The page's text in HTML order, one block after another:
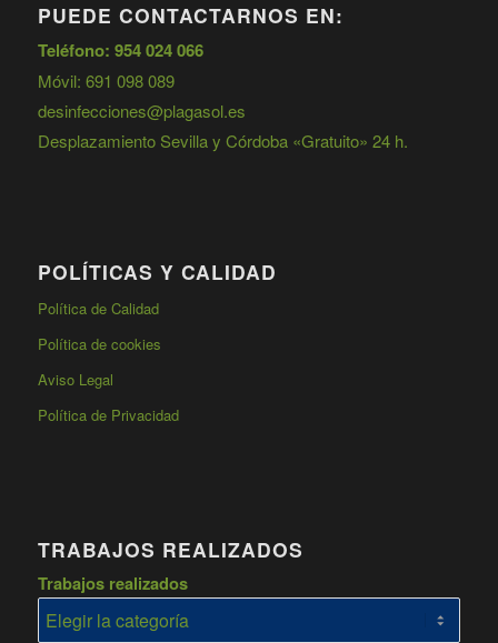
PUEDE CONTACTARNOS EN:
Teléfono: 954 024 066
Móvil: 691 098 089
desinfecciones@plagasol.es
Desplazamiento Sevilla y Córdoba «Gratuito» 24 h.
POLÍTICAS Y CALIDAD
Política de Calidad
Política de cookies
Aviso Legal
Política de Privacidad
TRABAJOS REALIZADOS
Trabajos realizados